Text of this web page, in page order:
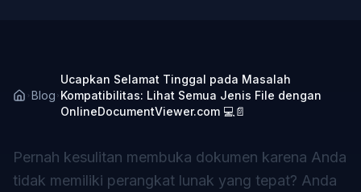
Blog
Ucapkan Selamat Tinggal pada Masalah
Kompatibilitas: Lihat Semua Jenis File dengan
OnlineDocumentViewer.com 💻📄
Pernah kesulitan membuka dokumen karena Anda
tidak memiliki perangkat lunak yang tepat? Anda